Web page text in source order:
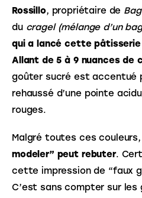
Rossillo, propriétaire de
du cragel (mélange d’un
qui a lancé cette
Allant de 5 à 9 nuances de
goûter sucré est accentué
rehaussé d’une pointe
rouges.
Malgré toutes ces couleurs,
modeler” peut rebuter.
cette impression de “faux
C’est sans compter sur les